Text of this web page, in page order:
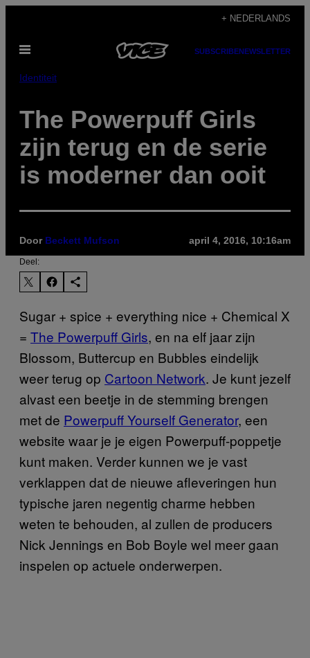
de
inhoud
+ NEDERLANDS
Open
SUBSCRIBENEWSLETTER
Identiteit
The Powerpuff Girls
zijn terug en de serie
is moderner dan ooit
Door Beckett Mufson april 4, 2016, 10:16am
Deel:
Sugar + spice + everything nice + Chemical X
= The Powerpuff Girls, en na elf jaar zijn
Blossom, Buttercup en Bubbles eindelijk
weer terug op Cartoon Network. Je kunt jezelf
alvast een beetje in de stemming brengen
met de Powerpuff Yourself Generator, een
website waar je je eigen Powerpuff-poppetje
kunt maken. Verder kunnen we je vast
verklappen dat de nieuwe afleveringen hun
typische jaren negentig charme hebben
weten te behouden, al zullen de producers
Nick Jennings en Bob Boyle wel meer gaan
inspelen op actuele onderwerpen.